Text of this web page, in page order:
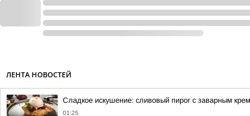
ЛЕНТА НОВОСТЕЙ
Сладкое искушение: сливовый пирог с заварным
01:25